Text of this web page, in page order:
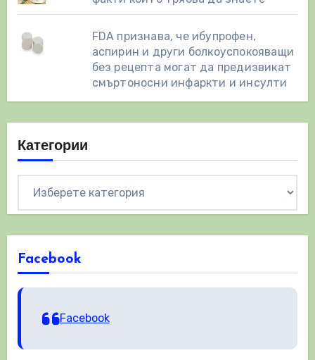
FDA признава, че ибупрофен,
аспирин и други болкоуспокояващи
без рецепта могат да предизвикат
смъртоносни инфаркти и инсулти
Категории
Facebook
Facebook